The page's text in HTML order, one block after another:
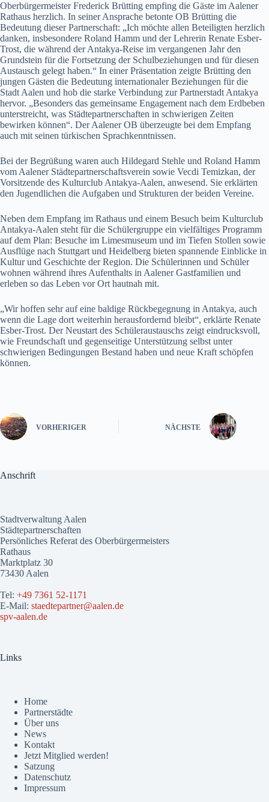
Oberbürgermeister Frederick Brütting empfing die Gäste im Aalener
Rathaus herzlich. In seiner Ansprache betonte OB Brütting die
Bedeutung dieser Partnerschaft: „Ich möchte allen Beteiligten herzlich
danken, insbesondere Roland Hamm und der Lehrerin Renate Esber-
Trost, die während der Antakya-Reise im vergangenen Jahr den
Grundstein für die Fortsetzung der Schulbeziehungen und für diesen
Austausch gelegt haben.“ In einer Präsentation zeigte Brütting den
jungen Gästen die Bedeutung internationaler Beziehungen für die
Stadt Aalen und hob die starke Verbindung zur Partnerstadt Antakya
hervor. „Besonders das gemeinsame Engagement nach dem Erdbeben
unterstreicht, was Städtepartnerschaften in schwierigen Zeiten
bewirken können“. Der Aalener OB überzeugte bei dem Empfang
auch mit seinen türkischen Sprachkenntnissen.
Bei der Begrüßung waren auch Hildegard Stehle und Roland Hamm
vom Aalener Städtepartnerschaftsverein sowie Vecdi Temizkan, der
Vorsitzende des Kulturclub Antakya-Aalen, anwesend. Sie erklärten
den Jugendlichen die Aufgaben und Strukturen der beiden Vereine.
Neben dem Empfang im Rathaus und einem Besuch beim Kulturclub
Antakya-Aalen steht für die Schülergruppe ein vielfältiges Programm
auf dem Plan: Besuche im Limesmuseum und im Tiefen Stollen sowie
Ausflüge nach Stuttgart und Heidelberg bieten spannende Einblicke in
Kultur und Geschichte der Region. Die Schülerinnen und Schüler
wohnen während ihres Aufenthalts in Aalener Gastfamilien und
erleben so das Leben vor Ort hautnah mit.
„Wir hoffen sehr auf eine baldige Rückbegegnung in Antakya, auch
wenn die Lage dort weiterhin herausfordernd bleibt“, erklärte Renate
Esber-Trost. Der Neustart des Schüleraustauschs zeigt eindrucksvoll,
wie Freundschaft und gegenseitige Unterstützung selbst unter
schwierigen Bedingungen Bestand haben und neue Kraft schöpfen
können.
VORHERIGER NÄCHSTE
Anschrift
Stadtverwaltung Aalen
Städtepartnerschaften
Persönliches Referat des Oberbürgermeisters
Rathaus
Marktplatz 30
73430 Aalen
Tel: +49 7361 52-1171
E-Mail: staedtepartner@aalen.de
spv-aalen.de
Links
Home
Partnerstädte
Über uns
News
Kontakt
Jetzt Mitglied werden!
Satzung
Datenschutz
Impressum